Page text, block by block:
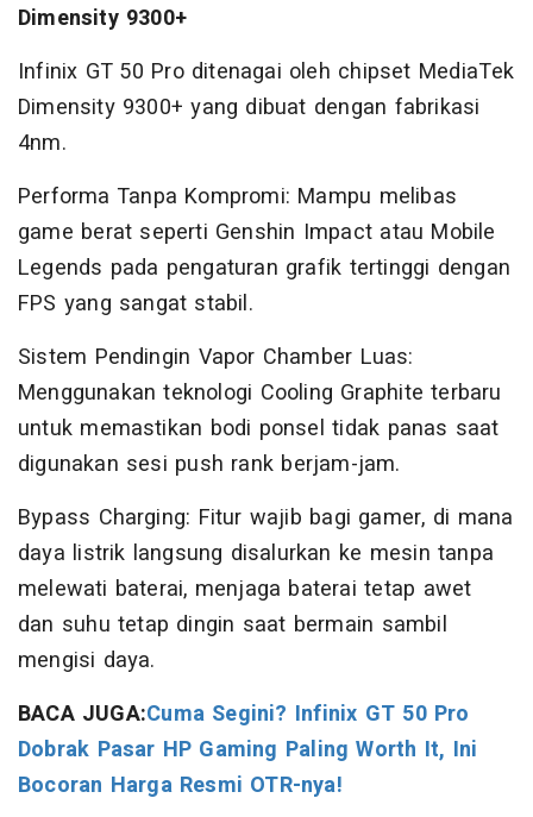
Dimensity 9300+
Infinix GT 50 Pro ditenagai oleh chipset MediaTek
Dimensity 9300+ yang dibuat dengan fabrikasi
4nm.
Performa Tanpa Kompromi: Mampu melibas
game berat seperti Genshin Impact atau Mobile
Legends pada pengaturan grafik tertinggi dengan
FPS yang sangat stabil.
Sistem Pendingin Vapor Chamber Luas:
Menggunakan teknologi Cooling Graphite terbaru
untuk memastikan bodi ponsel tidak panas saat
digunakan sesi push rank berjam-jam.
Bypass Charging: Fitur wajib bagi gamer, di mana
daya listrik langsung disalurkan ke mesin tanpa
melewati baterai, menjaga baterai tetap awet
dan suhu tetap dingin saat bermain sambil
mengisi daya.
BACA JUGA:Cuma Segini? Infinix GT 50 Pro
Dobrak Pasar HP Gaming Paling Worth It, Ini
Bocoran Harga Resmi OTR-nya!